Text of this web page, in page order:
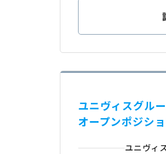
ユニヴィスグル
オープンポジシ
ユニヴィ